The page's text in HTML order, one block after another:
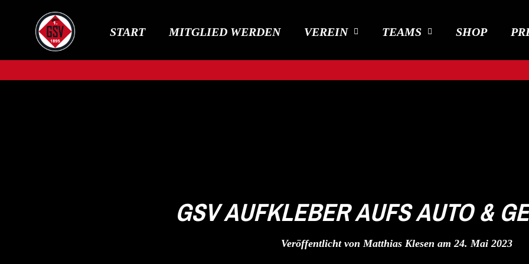
START MITGLIED WERDEN VEREIN TEAMS SHOP
GSV AUFKLEBER AUFS AUTO &
Veröffentlicht vonMatthias Klesen am24. Mai 2023